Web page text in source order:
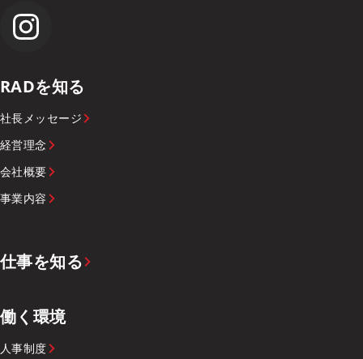
RADを知る
社長メッセージ
経営理念
会社概要
事業内容
仕事を知る
働く環境
人事制度